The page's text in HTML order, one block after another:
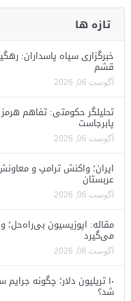
تازه ها
خبرگزاری سپاه پاسداران:
قشم
آگوست 06, 2026
تحلیلگر حکومتی: تفاهم
پابرجاست
آگوست 06, 2026
ایران؛ واکنش ترامپ و
عربستان
آگوست 06, 2026
مقاله: اپوزیسیون
می‌گیرد
آگوست 06, 2026
۱۰ تریلیون دلار؛ چگونه
شد؟